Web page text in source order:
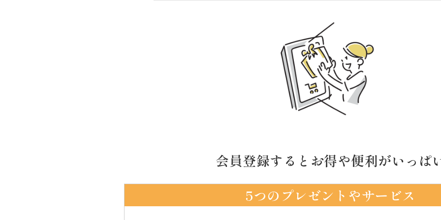
会員登録するとお得や便利がいっぱ
5つのプレゼントやサービス